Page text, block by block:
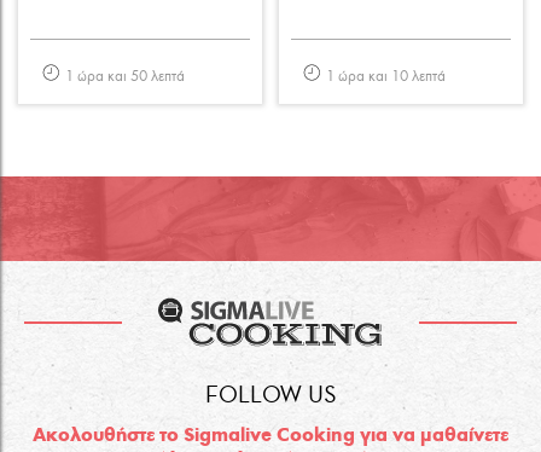
1 ώρα και 50 λεπτά 1 ώρα και 10 λεπτά
FOLLOW US
Ακολουθήστε το Sigmalive Cooking για να μαθαίνετε